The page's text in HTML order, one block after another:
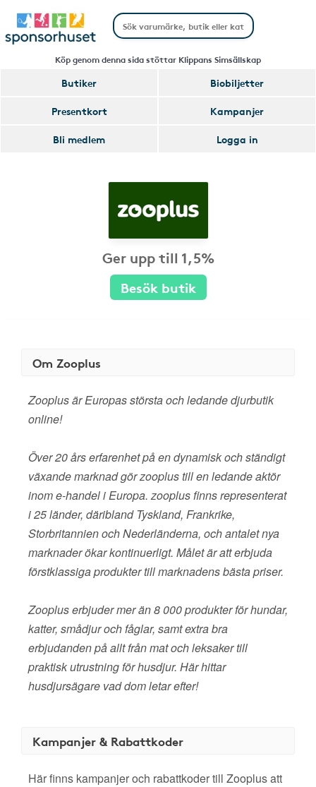
Köp genom denna sida stöttar Klippans Simsällskap
Butiker
Biobiljetter
Presentkort
Kampanjer
Bli medlem
Logga in
Ger upp till 1,5%
Besök butik
Om Zooplus
Zooplus är Europas största och ledande djurbutik
online!
Över 20 års erfarenhet på en dynamisk och ständigt
växande marknad gör zooplus till en ledande aktör
inom e-handel i Europa. zooplus finns representerat
i 25 länder, däribland Tyskland, Frankrike,
Storbritannien och Nederländerna, och antalet nya
marknader ökar kontinuerligt. Målet är att erbjuda
förstklassiga produkter till marknadens bästa priser.
Zooplus erbjuder mer än 8 000 produkter för hundar,
katter, smådjur och fåglar, samt extra bra
erbjudanden på allt från mat och leksaker till
praktisk utrustning för husdjur. Här hittar
husdjursägare vad dom letar efter!
Kampanjer & Rabattkoder
Här finns kampanjer och rabattkoder till Zooplus att